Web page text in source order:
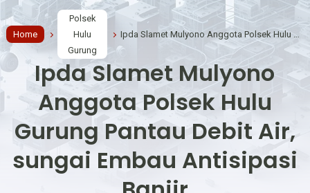
Home
Polsek
Hulu
Gurung
Ipda Slamet Mulyono Anggota Polsek Hulu Gurung Pantau Debit Air, sungai Embau Antisipasi Banjir
Ipda Slamet Mulyono
Anggota Polsek Hulu
Gurung Pantau Debit Air,
sungai Embau Antisipasi